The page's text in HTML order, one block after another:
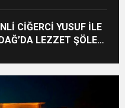
CİĞERCİ YUSUF İLE
LEZZET ŞÖLENİ